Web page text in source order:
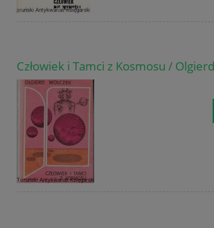
Człowiek i Tamci z Kosmosu /